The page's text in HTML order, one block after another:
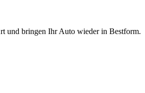
und bringen Ihr Auto wieder in Bestform.